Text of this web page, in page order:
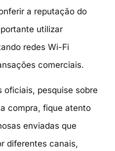
a reputação do
utilizar
redes Wi-Fi
comerciais.
oficiais, pesquise sobre
compra, fique atento
enviadas que
diferentes canais,